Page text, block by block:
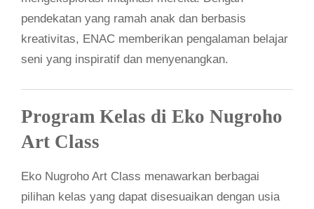
pendekatan yang ramah anak dan berbasis
kreativitas, ENAC memberikan pengalaman belajar
seni yang inspiratif dan menyenangkan.
Program Kelas di Eko Nugroho
Art Class
Eko Nugroho Art Class menawarkan berbagai
pilihan kelas yang dapat disesuaikan dengan usia